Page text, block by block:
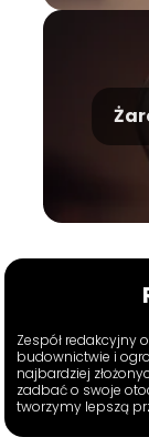
Zespół redakcyjny
budownictwie i
najbardziej
zadbać o swoje
tworzymy lepszą